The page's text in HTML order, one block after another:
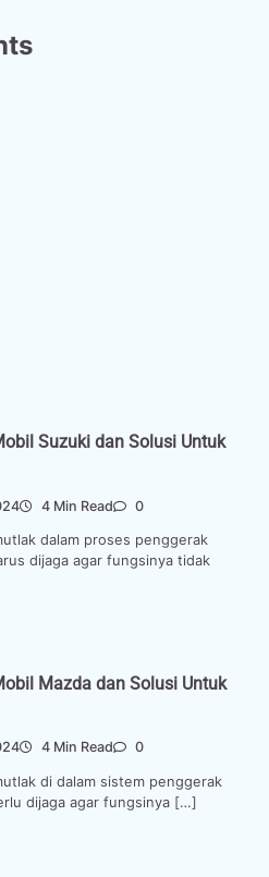
Suzuki dan Solusi Untuk
4 Min Read 0
dalam proses penggerak
dijaga agar fungsinya tidak
Mazda dan Solusi Untuk
4 Min Read 0
di dalam sistem penggerak
dijaga agar fungsinya […]